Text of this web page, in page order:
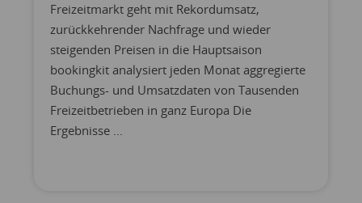
Freizeitmarkt geht mit Rekordumsatz,
zurückkehrender Nachfrage und wieder
steigenden Preisen in die Hauptsaison
bookingkit analysiert jeden Monat aggregierte
Buchungs- und Umsatzdaten von Tausenden
Freizeitbetrieben in ganz Europa Die
Ergebnisse ...